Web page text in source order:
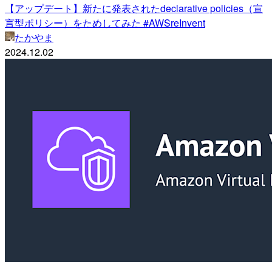
【アップデート】新たに発表されたdeclarative policies（宣
言型ポリシー）をためしてみた #AWSreInvent
たかやま
2024.12.02